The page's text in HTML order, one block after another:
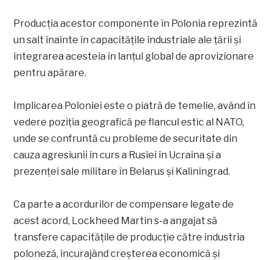
Producția acestor componente în Polonia reprezintă
un salt înainte în capacitățile industriale ale țării și
integrarea acesteia în lanțul global de aprovizionare
pentru apărare.
Implicarea Poloniei este o piatră de temelie, având în
vedere poziția geografică pe flancul estic al NATO,
unde se confruntă cu probleme de securitate din
cauza agresiunii în curs a Rusiei în Ucraina și a
prezenței sale militare în Belarus și Kaliningrad.
Ca parte a acordurilor de compensare legate de
acest acord, Lockheed Martin s-a angajat să
transfere capacitățile de producție către industria
poloneză, încurajând creșterea economică și